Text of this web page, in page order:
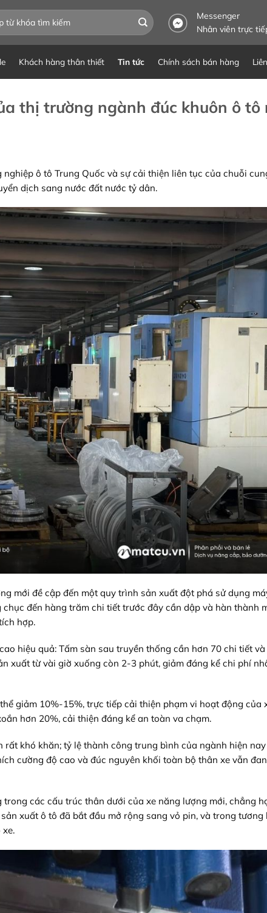
Messenger
Nhân viên trực
Khách hàng thân thiết Tin tức Chính sách bán hàng
thị trường ngành đúc khuôn ô tô
ô tô Trung Quốc và sự cải thiện liên tục của chuỗi
dịch sang nước đất nước tỷ dân.
mới đề cập đến một quy trình sản xuất đột phá sử dụng
đến hàng trăm chi tiết trước đây cần dập và hàn thành
hợp.
hiệu quả: Tấm sàn sau truyền thống cần hơn 70 chi tiết
xuất từ ​​vài giờ xuống còn 2-3 phút, giảm đáng kể chi phí
giảm 10%-15%, trực tiếp cải thiện phạm vi hoạt động của
hơn 20%, cải thiện đáng kể an toàn va chạm.
rất khó khăn; tỷ lệ thành công trung bình của ngành hiện
cường độ cao và đúc nguyên khối toàn bộ thân xe vẫn
các cấu trúc thân dưới của xe năng lượng mới, chẳng
xuất ô tô đã bắt đầu mở rộng sang vỏ pin, và trong tương